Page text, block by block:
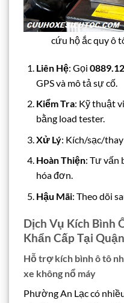
cứu hộ ắc quy ô
Liên Hệ: Gọi
GPS và mô tả sự cố.
Kiểm Tra: Kỹ thuật
bằng load tester.
Xử Lý: Kích/sạc/
Hoàn Thiện: Tư vấn
hóa đơn.
Hậu Mãi: Theo dõi
Dịch Vụ Kích Bình
Khẩn Cấp Tại
Hỗ trợ kích bình ô tô
xe không nổ máy
Phường An Lạc có